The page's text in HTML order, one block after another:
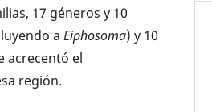
17 géneros y 10
aEiphosoma) y 10
acrecentó el
región.